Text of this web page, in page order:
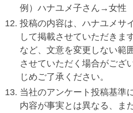
例）ハナユメ子さん→女性
投稿の内容は、ハナユメサ
して掲載させていただきま
など、文意を変更しない範
させていただく場合がござ
じめご了承ください。
当社のアンケート投稿基準
内容が事実とは異なる、ま